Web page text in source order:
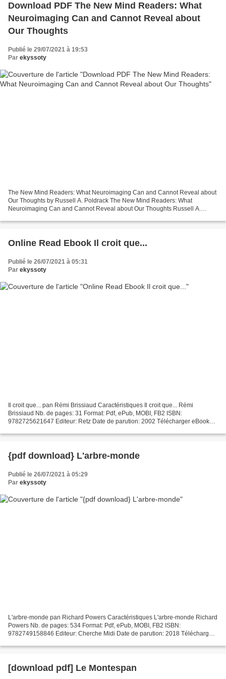
Download PDF The New Mind Readers: What
Neuroimaging Can and Cannot Reveal about
Our Thoughts
Publié le 29/07/2021 à 19:53
Par ekyssoty
The New Mind Readers: What Neuroimaging Can and Cannot Reveal about
Our Thoughts by Russell A. Poldrack The New Mind Readers: What
Neuroimaging Can and Cannot Reveal about Our Thoughts Russell A.
Online Read Ebook Il croit que...
Publié le 26/07/2021 à 05:31
Par ekyssoty
Il croit que... pan Rémi Brissiaud Caractéristiques Il croit que... Rémi
Brissiaud Nb. de pages: 31 Format: Pdf, ePub, MOBI, FB2 ISBN:
9782725621647 Editeur: Retz Date de parution: 2002 Télécharger eBook
{pdf download} L'arbre-monde
Publié le 26/07/2021 à 05:29
Par ekyssoty
L'arbre-monde pan Richard Powers Caractéristiques L'arbre-monde Richard
Powers Nb. de pages: 534 Format: Pdf, ePub, MOBI, FB2 ISBN:
9782749158846 Editeur: Cherche Midi Date de parution: 2018 Télécharger
[download pdf] Le Montespan